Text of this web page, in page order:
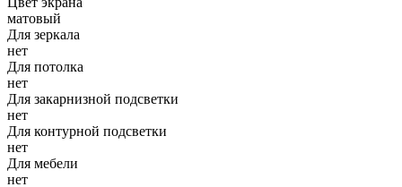
матовый
Для зеркала
нет
Для потолка
нет
Для закарнизной подсветки
нет
Для контурной подсветки
нет
Для мебели
нет